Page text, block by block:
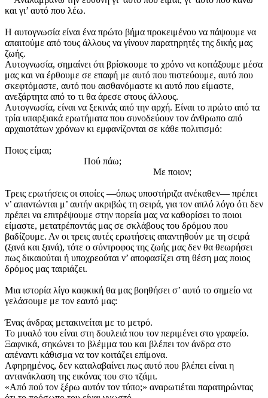
και γι’ αυτό που λέω.
Η αυτογνωσία είναι ένα πρώτο βήμα προκειμένου να πάψουμε να
απαιτούμε από τους άλλους να γίνουν παρατηρητές της δικής μας
ζωής.
Αυτογνωσία, σημαίνει ότι βρίσκουμε το χρόνο να κοιτάξουμε μέσα
μας και να έρθουμε σε επαφή με αυτό που πιστεύουμε, αυτό που
σκεφτόμαστε, αυτό που αισθανόμαστε κι αυτό που είμαστε,
ανεξάρτητα από το τι θα άρεσε στους άλλους.
Αυτογνωσία, είναι να ξεκινάς από την αρχή. Είναι το πρώτο από τα
τρία υπαρξιακά ερωτήματα που συνοδεύουν τον άνθρωπο από
αρχαιοτάτων χρόνων κι εμφανίζονται σε κάθε πολιτισμό:
Ποιος είμαι;
Πού πάω;
Με ποιον;
Τρεις ερωτήσεις οι οποίες —όπως υποστήριζα ανέκαθεν— πρέπει
ν’ απαντώνται μ’ αυτήν ακριβώς τη σειρά, για τον απλό λόγο ότι δεν
πρέπει να επιτρέψουμε στην πορεία μας να καθορίσει το ποιοι
είμαστε, μετατρέποντάς μας σε σκλάβους του δρόμου που
βαδίζουμε. Αν οι τρεις αυτές ερωτήσεις απαντηθούν με τη σειρά
(ξανά και ξανά), τότε ο σύντροφος της ζωής μας δεν θα θεωρήσει
πως δικαιούται ή υποχρεούται ν’ αποφασίζει στη θέση μας ποιος
δρόμος μας ταιριάζει.
Μια ιστορία λίγο καφκική θα μας βοηθήσει σ’ αυτό το σημείο να
γελάσουμε με τον εαυτό μας:
Ένας άνδρας μετακινείται με το μετρό.
Το μυαλό του είναι στη δουλειά που τον περιμένει στο γραφείο.
Ξαφνικά, σηκώνει το βλέμμα του και βλέπει τον άνδρα στο
απέναντι κάθισμα να τον κοιτάζει επίμονα.
Αφηρημένος, δεν καταλαβαίνει πως αυτό που βλέπει είναι η
αντανάκλαση της εικόνας του στο τζάμι.
«Από πού τον ξέρω αυτόν τον τύπο;» αναρωτιέται παρατηρώντας